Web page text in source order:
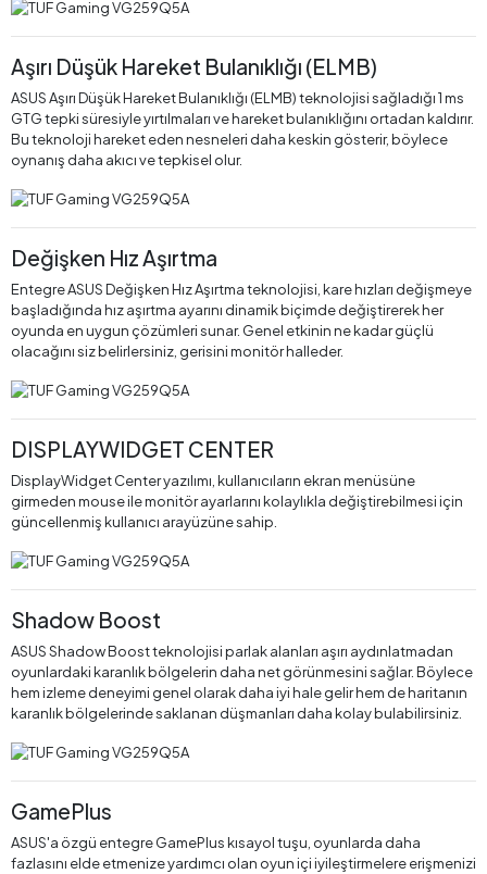
Aşırı Düşük Hareket Bulanıklığı (ELMB)
ASUS Aşırı Düşük Hareket Bulanıklığı (ELMB) teknolojisi sağladığı 1 ms
GTG tepki süresiyle yırtılmaları ve hareket bulanıklığını ortadan kaldırır.
Bu teknoloji hareket eden nesneleri daha keskin gösterir, böylece
oynanış daha akıcı ve tepkisel olur.
Değişken Hız Aşırtma
Entegre ASUS Değişken Hız Aşırtma teknolojisi, kare hızları değişmeye
başladığında hız aşırtma ayarını dinamik biçimde değiştirerek her
oyunda en uygun çözümleri sunar. Genel etkinin ne kadar güçlü
olacağını siz belirlersiniz, gerisini monitör halleder.
DISPLAYWIDGET CENTER
DisplayWidget Center yazılımı, kullanıcıların ekran menüsüne
girmeden mouse ile monitör ayarlarını kolaylıkla değiştirebilmesi için
güncellenmiş kullanıcı arayüzüne sahip.
Shadow Boost
ASUS Shadow Boost teknolojisi parlak alanları aşırı aydınlatmadan
oyunlardaki karanlık bölgelerin daha net görünmesini sağlar. Böylece
hem izleme deneyimi genel olarak daha iyi hale gelir hem de haritanın
karanlık bölgelerinde saklanan düşmanları daha kolay bulabilirsiniz.
GamePlus
ASUS'a özgü entegre GamePlus kısayol tuşu, oyunlarda daha
fazlasını elde etmenize yardımcı olan oyun içi iyileştirmelere erişmenizi